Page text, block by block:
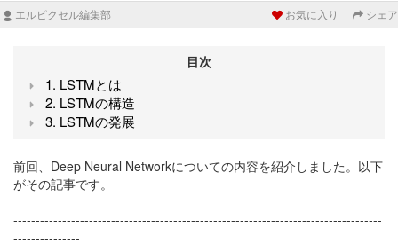
エルピクセル編集部 お気に入り シェア
目次
1. LSTMとは
2. LSTMの構造
3. LSTMの発展
前回、Deep Neural Networkについての内容を紹介しました。以下
がその記事です。
-----------------------------------------------------------------------------------
---------------